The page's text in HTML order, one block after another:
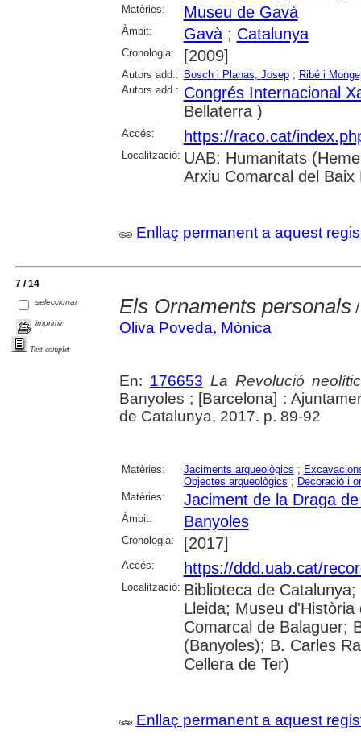
Matèries:
Museu de Gavà
Àmbit: Gavà; Catalunya
Cronologia: [2009]
Autors add.: Bosch i Planas, Josep; Ribé i
Autors add.: Congrés Internacional
Bellaterra )
Accés: https://raco.cat/
Localització: UAB: Humanitats
Arxiu Comarcal del
Enllaç permanent a aquest
7 / 14
seleccionar
imprimir
Text complet
Els Ornaments personals/
Oliva Poveda, Mònica
En: 176653 La Revolució
Banyoles ; [Barcelona] :
de Catalunya, 2017. p. 89-92
Matèries: Jaciments arqueològics ;
Objectes arqueològics ; Decoració i
Matèries:
Jaciment de la Draga
Àmbit: Banyoles
Cronologia: [2017]
Accés: https://ddd.uab.cat/
Localització: Biblioteca de
Lleida; Museu
Comarcal de Balaguer;
(Banyoles); B. Carles
Cellera de Ter)
Enllaç permanent a aquest